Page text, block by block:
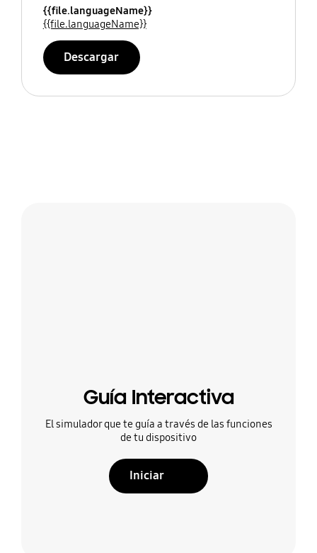
{{file.languageName}}
{{file.languageName}}
Descargar
Guía Interactiva
El simulador que te guía a través de las funciones
de tu dispositivo
Iniciar